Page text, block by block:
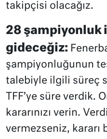
takipçisi olacağız.
28 şampiyonluk
gideceğiz:
şampiyonluğunun
talebiyle ilgili süreç
TFF’ye süre verdik.
kararınızı verin.
vermezseniz, kararı